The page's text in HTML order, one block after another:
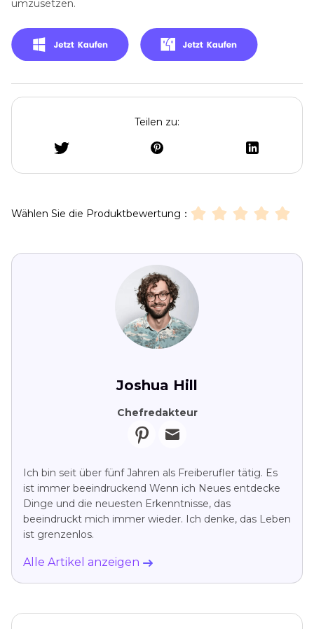
umzusetzen.
Teilen zu:
Wählen Sie die Produktbewertung：
Joshua Hill
Chefredakteur
Ich bin seit über fünf Jahren als Freiberufler tätig. Es
ist immer beeindruckend Wenn ich Neues entdecke
Dinge und die neuesten Erkenntnisse, das
beeindruckt mich immer wieder. Ich denke, das Leben
ist grenzenlos.
Alle Artikel anzeigen